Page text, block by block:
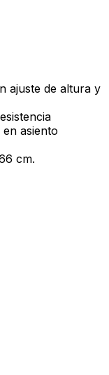
ajuste de altura y
asiento
cm.